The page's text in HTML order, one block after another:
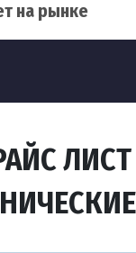
на рынке